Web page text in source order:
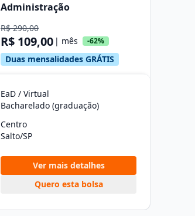
Administração
R$ 290,00
R$ 109,00 | mês -62%
Duas mensalidades GRÁTIS
EaD / Virtual
Bacharelado (graduação)
Centro
Salto/SP
Ver mais detalhes
Quero esta bolsa